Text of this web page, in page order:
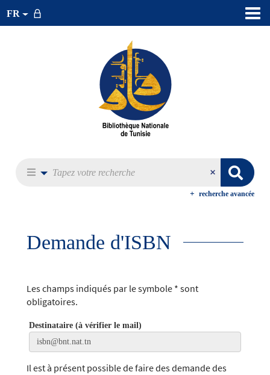
FR
recherche avancée
Demande d'ISBN
Les champs indiqués par le symbole * sont
obligatoires.
Destinataire (à vérifier le mail)
Il est à présent possible de faire des demande des